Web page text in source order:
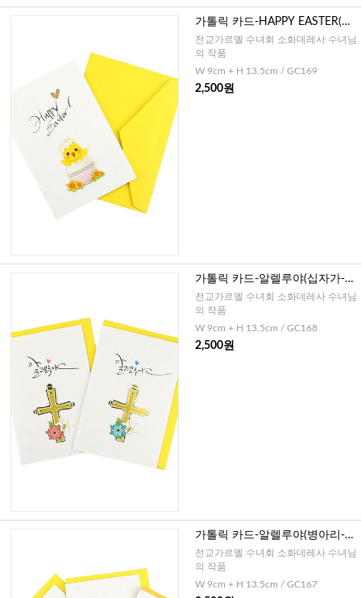
가톨릭 카드-HAPPY EASTER(캘
리그라피)
전교가르멜 수녀회 소화데레사 수녀님
의 작품
W 9cm + H 13.5cm / GC169
2,500원
가톨릭 카드-알렐루야(십자가-캘
리그라피)
전교가르멜 수녀회 소화데레사 수녀님
의 작품
W 9cm + H 13.5cm / GC168
2,500원
가톨릭 카드-알렐루야(병아리-캘
리그라피)
전교가르멜 수녀회 소화데레사 수녀님
의 작품
W 9cm + H 13.5cm / GC167